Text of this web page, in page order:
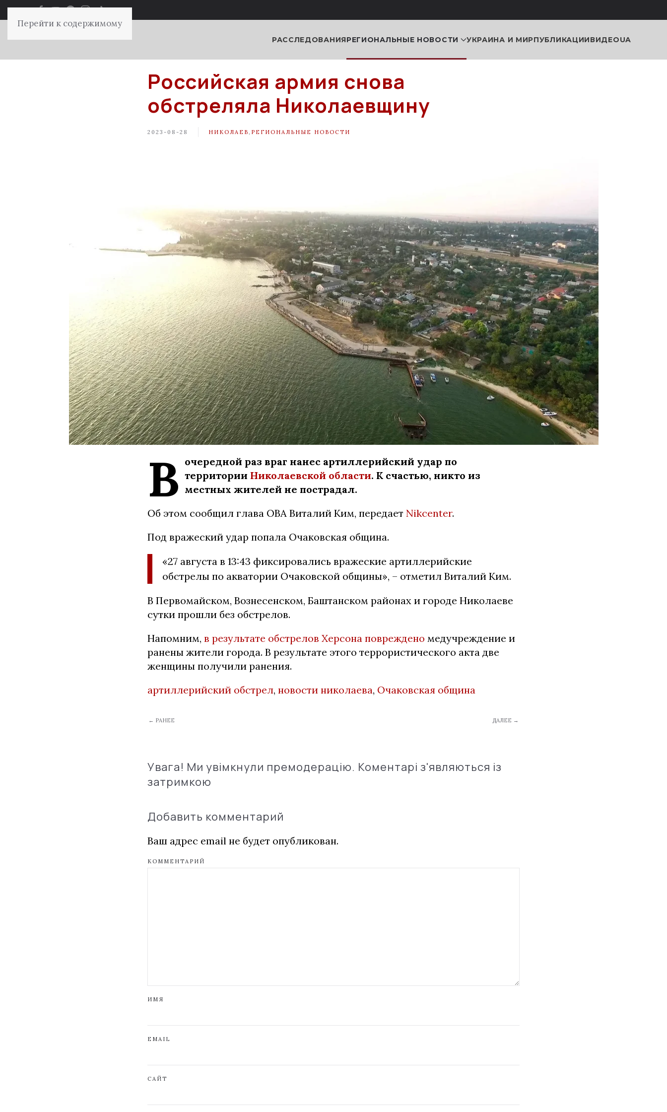
Перейти к содержимому
РАССЛЕДОВАНИЯРЕГИОНАЛЬНЫЕ НОВОСТИ УКРАИНА И МИРПУБЛИКАЦИИВИДЕОUA
Российская армия снова
обстреляла Николаевщину
2023-08-28 НИКОЛАЕВ РЕГИОНАЛЬНЫЕ НОВОСТИ
В очередной раз враг нанес артиллерийский удар по
территории Николаевской области. К счастью, никто из
местных жителей не пострадал.
Об этом сообщил глава ОВА Виталий Ким, передает Nikcenter.
Под вражеский удар попала Очаковская община.
«27 августа в 13:43 фиксировались вражеские артиллерийские
обстрелы по акватории Очаковской общины», – отметил Виталий Ким.
В Первомайском, Вознесенском, Баштанском районах и городе Николаеве
сутки прошли без обстрелов.
Напомним, в результате обстрелов Херсона повреждено медучреждение и
ранены жители города. В результате этого террористического акта две
женщины получили ранения.
артиллерийский обстрел, новости николаева, Очаковская община
← РАНЕЕ ДАЛЕЕ →
Увага! Ми увімкнули премодерацію. Коментарі з'являються із
затримкою
Добавить комментарий
Ваш адрес email не будет опубликован.
КОММЕНТАРИЙ
ИМЯ
EMAIL
САЙТ